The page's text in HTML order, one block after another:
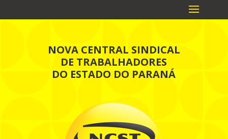
NOVA CENTRAL SINDICAL
DE TRABALHADORES
DO ESTADO DO PARANÁ